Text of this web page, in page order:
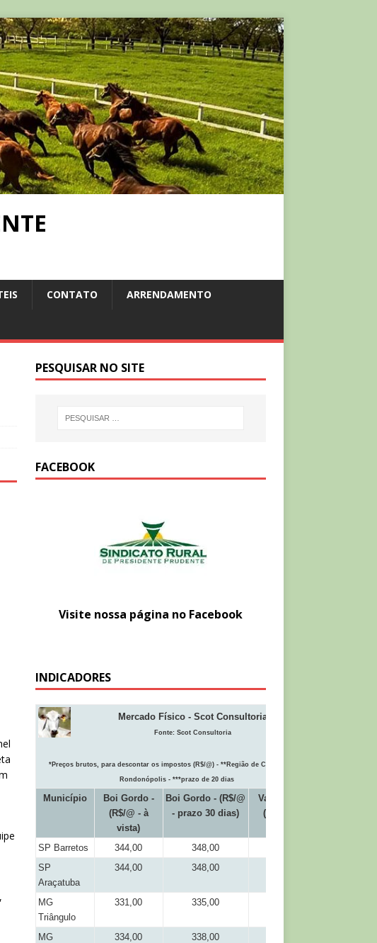
CONTATO ARRENDAMENTO
PESQUISAR NO SITE
FACEBOOK
Visite nossa página no Facebook
INDICADORES
Mercado Físico - Scot Consultoria
Fonte:Scot Consultoria
*Preços brutos, para descontar os impostos (R$/@) - **Região de Cuiabá inclui
Rondonópolis - ***prazo de 20 dias
Município
Boi Gordo -
(R$/@ - à
vista)
Boi Gordo - (R$/@
- prazo 30 dias)
Vaca Gorda
(R$/@ - à
SP Barretos
344,00 348,00
SP
Araçatuba
344,00 348,00
MG
Triângulo
331,00 335,00
MG
334,00 338,00